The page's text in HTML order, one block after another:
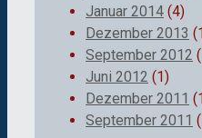
Januar 2014 (4)
Dezember 2013
September 2012
Juni 2012 (1)
Dezember 2011
September 2011